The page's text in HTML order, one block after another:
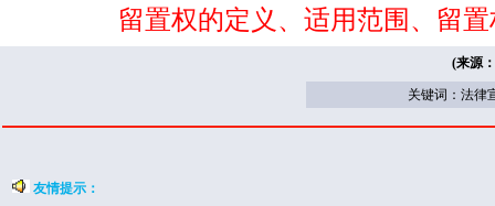
留置权的定义、适用范围、留
(来源
关键词：法律
友情提示：